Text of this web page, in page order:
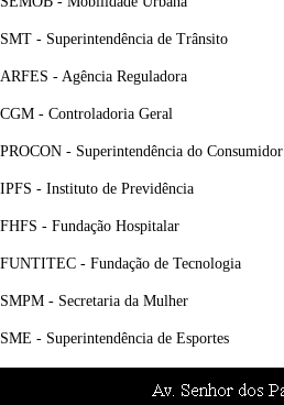
SMT - Superintendência de Trânsito
ARFES - Agência Reguladora
CGM - Controladoria Geral
PROCON - Superintendência do Consumidor
IPFS - Instituto de Previdência
FHFS - Fundação Hospitalar
FUNTITEC - Fundação de Tecnologia
SMPM - Secretaria da Mulher
SME - Superintendência de Esportes